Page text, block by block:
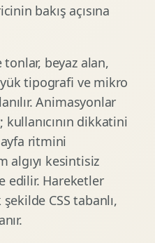
bakış açısına
beyaz alan,
tipografi ve mikro
Animasyonlar
dikkatini
ritmini
algıyı kesintisiz
edilir. Hareketler
CSS tabanlı,